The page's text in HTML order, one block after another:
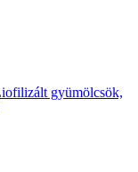
gyümölcsök,